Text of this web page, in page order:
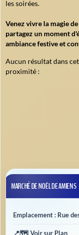
les soirées.
Venez vivre la magie
partagez un moment
ambiance festive et
Aucun résultat dans
proximité :
MARCHÉ DE NOËL DE AMIENS
Emplacement : Rue
📍🗺️ Voir sur Plan